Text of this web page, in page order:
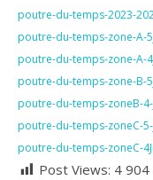
poutre-du-temps-2023-
poutre-du-temps-zone-A-
poutre-du-temps-zone-A-
poutre-du-temps-zone-B-
poutre-du-temps-zoneB-
poutre-du-temps-zoneC-
poutre-du-temps-zoneC-
Post Views: 4 904